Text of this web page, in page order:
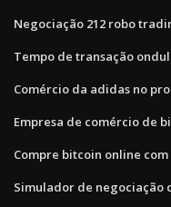
Negociação 212 robo
Tempo de transação
Comércio da adidas no
Empresa de comércio de
Compre bitcoin online com
Simulador de